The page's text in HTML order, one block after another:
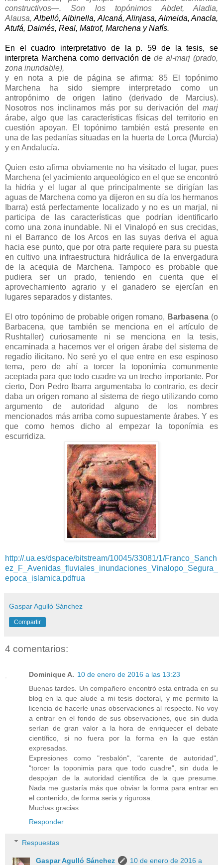
constructivos―. Son los topónimos Abdet, Aladia,
Alausa,Albelló, Albinella, Alcaná, Alinjasa, Almeida, Anacla,
Atufá, Daimés, Real, Matrof, Marchena y Nafís.
En el cuadro interpretativo de la p. 59 de la tesis, se
interpreta Marchena como derivación de de al-marj (prado,
zona inundable),
y en nota a pie de página se afirma: 85 El topónimo
Marchena ha sido siempre interpretado como un
antropónimo de origen latino (derivado de Marcius).
Nosotros nos inclinamos más por su derivación del marj
árabe, algo que las características físicas del territorio en
cuestión apoyan. El topónimo también está presente en
una de las pedanías situadas en la huerta de Lorca (Murcia)
y en Andalucía.
Quien esto afirma obviamente no ha visitado el lugar, pues
Marchena (el yacimiento arqueológico en el que se encontró
la hidria y el lugar al que principalmente se dirigían las
aguas de Marchena como ya dijeron en su día los hermanos
Ibarra) está perfectamente localizado y no es un marjal, ni
participa de las características que podrían identificarlo
como una zona inundable. Ni el Vinalopó en sus crecidas,
ni el Barranco de los Arcos en las suyas deriva el agua
hacia ese punto, que por otra parte requiere para su puesta
en cultivo una infraestructura hidráulica de la envergadura
de la acequia de Marchena. Tampoco es probable que
pudiera ser un prado, teniendo en cuenta que el
aprovechamiento agrario y el ganadero se ejercían en
lugares separados y distantes.
El otro topónimo de probable origen romano, Barbasena (o
Barbacena, que también se menciona en el artículo de
Rushtaller) curiosamente ni se menciona en la tesis,
encaminada a hacernos ver el origen árabe del sistema de
regadío ilicitano. No seré yo el que entre en ese espinoso
tema, pero de ahí a torcer la toponímia comunmente
aceptada para que todo cuadre va un trecho importante. Por
cierto, Don Pedro Ibarra argumentaba lo contrario, es decir
daba un origen romano al sistema de riego utilizando como
argumento de autoridad alguno de los nombres
mencionados más arriba como supuestamente árabes. Y es
que como hemos dicho al empezar la toponímia es
escurridiza.
http://.ua.es/dspace/bitstream/10045/33081/1/Franco_Sanch
ez_F_Avenidas_fluviales_inundaciones_Vinalopo_Segura_
epoca_islamica.pdfrua
Gaspar Agulló Sánchez
Compartir
4 comentarios:
Dominique A. 10 de enero de 2016 a las 13:23
Buenas tardes. Un compañero encontró esta entrada en su
blog en la que alude a mi tesis doctoral, y me permito la
licencia de hacerle unas observaciones al respecto. No voy
a entrar en el fondo de sus observaciones, que sin duda
serían de gran valor a la hora de enriquecer el debate
científico, si no fuera por la forma en la que están
expresadas.
Expresiones como "resbalón", "carente de autoridad",
"torcer la toponimia para que todo cuadre", sin duda le
despojan de la autoridad científica de la que presume.
Nada me gustaría más que obviar la forma para entrar en
el contenido, de forma seria y rigurosa.
Muchas gracias.
Responder
Respuestas
Gaspar Agulló Sánchez
10 de enero de 2016 a